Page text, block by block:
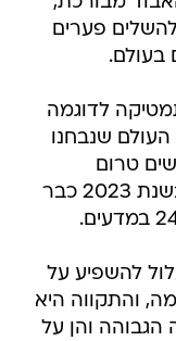
פערים
בעולם.
ישראל בני ה-15 במתמטיקה לדוגמה
העולם שנבחנו
בשנת 2019 (כ-3 חודשים טרום
הקורונה) ובמקום ה-16 במדעים, ובשנת 2023 כבר
להשפיע על
והתקווה היא
הגבוהה והן על